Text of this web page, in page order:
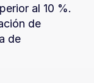
al 10 %.
de
de